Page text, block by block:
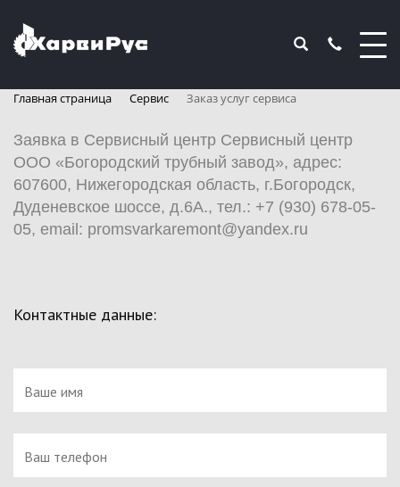
Главная страница Сервис Заказ услуг сервиса
Заявка в Сервисный центр Сервисный центр
ООО «Богородский трубный завод», адрес:
607600, Нижегородская область, г.Богородск,
Дуденевское шоссе, д.6А., тел.: +7 (930) 678-05-
05, email: promsvarkaremont@yandex.ru
Контактные данные: